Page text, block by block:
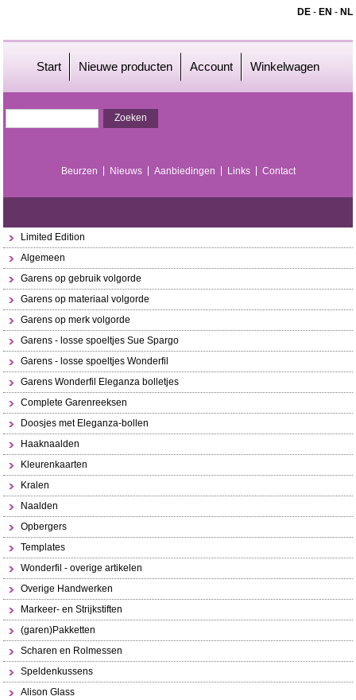
DE- EN - NL
Start Nieuwe producten Account Winkelwagen
Beurzen Nieuws Aanbiedingen Links Contact
Limited Edition
Algemeen
Garens op gebruik volgorde
Garens op materiaal volgorde
Garens op merk volgorde
Garens - losse spoeltjes Sue Spargo
Garens - losse spoeltjes Wonderfil
Garens Wonderfil Eleganza bolletjes
Complete Garenreeksen
Doosjes met Eleganza-bollen
Haaknaalden
Kleurenkaarten
Kralen
Naalden
Opbergers
Templates
Wonderfil - overige artikelen
Overige Handwerken
Markeer- en Strijkstiften
(garen)Pakketten
Scharen en Rolmessen
Speldenkussens
Alison Glass